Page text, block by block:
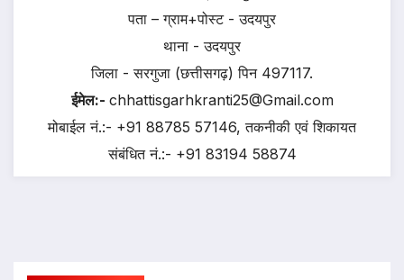
पता – ग्राम+पोस्ट - उदयपुर
थाना - उदयपुर
जिला - सरगुजा (छत्तीसगढ़) पिन 497117.
ईमेल:- chhattisgarhkranti25@Gmail.com
मोबाईल नं.:- +91 88785 57146, तकनीकी एवं शिकायत
संबंधित नं.:- +91 83194 58874